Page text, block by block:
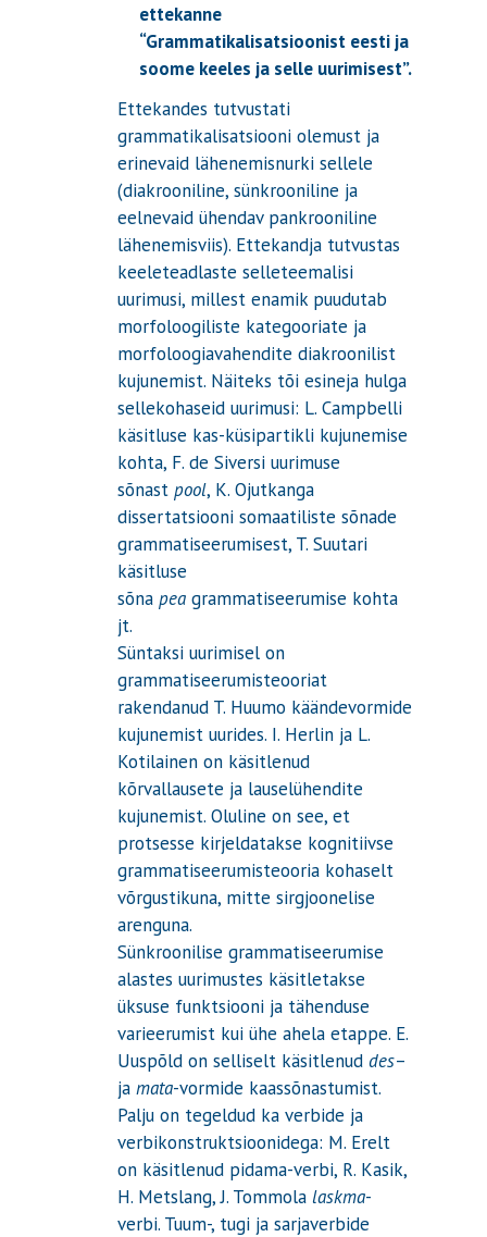
ettekanne
“Grammatikalisatsioonist eesti ja
soome keeles ja selle uurimisest”.
Ettekandes tutvustati
grammatikalisatsiooni olemust ja
erinevaid lähenemisnurki sellele
(diakrooniline, sünkrooniline ja
eelnevaid ühendav pankrooniline
lähenemisviis). Ettekandja tutvustas
keeleteadlaste selleteemalisi
uurimusi, millest enamik puudutab
morfoloogiliste kategooriate ja
morfoloogiavahendite diakroonilist
kujunemist. Näiteks tõi esineja hulga
sellekohaseid uurimusi: L. Campbelli
käsitluse kas-küsipartikli kujunemise
kohta, F. de Siversi uurimuse
sõnast pool, K. Ojutkanga
dissertatsiooni somaatiliste sõnade
grammatiseerumisest, T. Suutari
käsitluse
sõna peagrammatiseerumise kohta
jt.
Süntaksi uurimisel on
grammatiseerumisteooriat
rakendanud T. Huumo käändevormide
kujunemist uurides. I. Herlin ja L.
Kotilainen on käsitlenud
kõrvallausete ja lauselühendite
kujunemist. Oluline on see, et
protsesse kirjeldatakse kognitiivse
grammatiseerumisteooria kohaselt
võrgustikuna, mitte sirgjoonelise
arenguna.
Sünkroonilise grammatiseerumise
alastes uurimustes käsitletakse
üksuse funktsiooni ja tähenduse
varieerumist kui ühe ahela etappe. E.
Uuspõld on selliselt käsitlenud des–
ja mata-vormide kaassõnastumist.
Palju on tegeldud ka verbide ja
verbikonstruktsioonidega: M. Erelt
on käsitlenud pidama-verbi, R. Kasik,
H. Metslang, J. Tommola laskma-
verbi. Tuum-, tugi ja sarjaverbide